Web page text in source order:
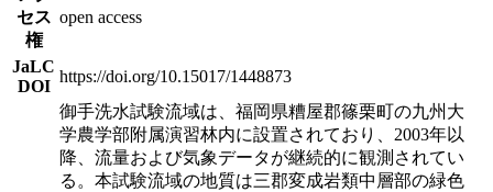
セス
権
open access
JaLC
DOI
https://doi.org/10.15017/1448873
御手洗水試験流域は、福岡県糟屋郡篠栗町の九州大
学農学部附属演習林内に設置されており、2003年以
降、流量および気象データが継続的に観測されてい
る。本試験流域の地質は三郡変成岩類中層部の緑色